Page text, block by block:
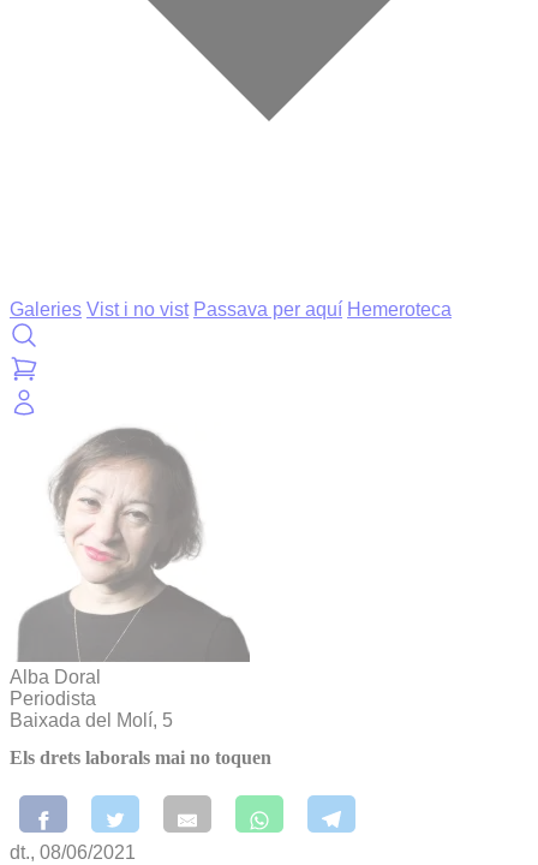
Galeries Vist i no vist Passava per aquí Hemeroteca
Alba Doral
Periodista
Baixada del Molí, 5
Els drets laborals mai no toquen
dt., 08/06/2021